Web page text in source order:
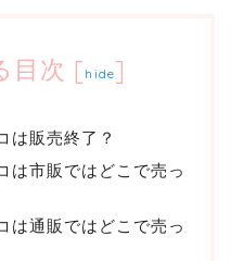
目次 [ hide]
は販売終了？
は市販ではどこで売っ
は通販ではどこで売っ